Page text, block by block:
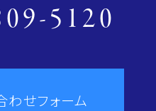
5120
わせフォーム